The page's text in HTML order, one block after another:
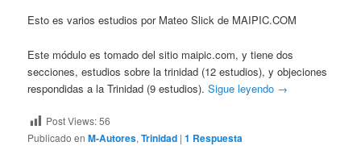
Esto es varios estudios por Mateo Slick de MAIPIC.COM
Este módulo es tomado del sitio maipic.com, y tiene dos
secciones, estudios sobre la trinidad (12 estudios), y objeciones
respondidas a la Trinidad (9 estudios).Sigue leyendo →
Post Views:56
Publicado en M-Autores,Trinidad |1 Respuesta